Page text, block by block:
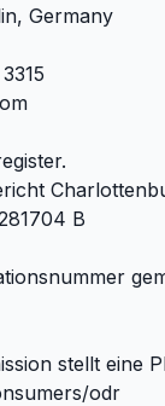
Germany
B
stellt eine
odr